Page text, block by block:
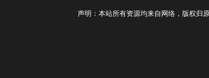
声明：本站所有资源均来自网络，版权归